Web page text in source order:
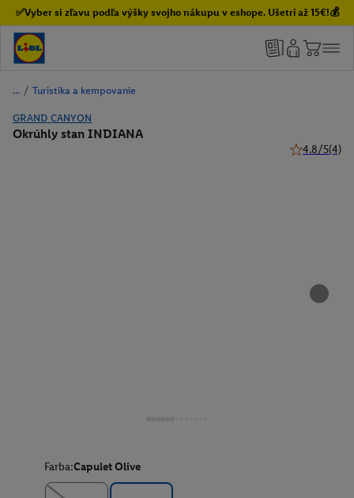
✅Vyber si zľavu podľa výšky svojho nákupu v eshope. Ušetri až 15€!💰
/ Turistika a kempovanie
GRAND CANYON
Okrúhly stan INDIANA
4.8/5(4)
Farba:Capulet Olive